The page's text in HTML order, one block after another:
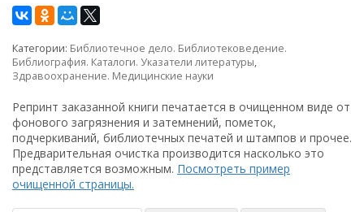
Категории: Библиотечное дело. Библиотековедение.
Библиография. Каталоги. Указатели литературы,
Здравоохранение. Медицинские науки
Репринт заказанной книги печатается в очищенном виде от
фонового загрязнения и затемнений, пометок,
подчеркиваний, библиотечных печатей и штампов и прочее.
Предварительная очистка производится насколько это
представляется возможным. Посмотреть пример
очищенной страницы.